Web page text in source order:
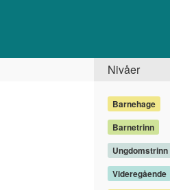
Nivåer
Barnehage
Barnetrinn
Ungdomstrinn
Videregående